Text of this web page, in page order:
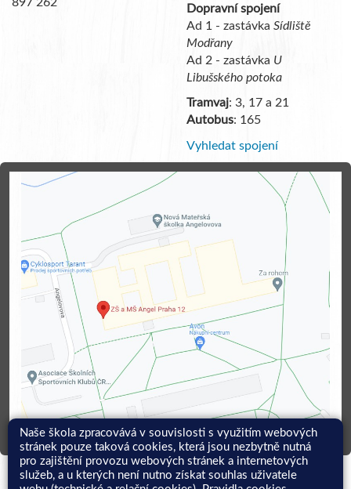
Dopravní spojení
Ad 1 - zastávka Sídliště
Modřany
Ad 2 - zastávka U
Libušského potoka
Tramvaj: 3, 17 a 21
Autobus: 165
Vyhledat spojení
Naše škola zpracovává v souvislosti s využitím webových
stránek pouze taková cookies, která jsou nezbytně nutná
pro zajištění provozu webových stránek a internetových
služeb, a u kterých není nutno získat souhlas uživatele